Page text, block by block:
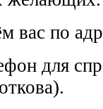
вас по
для